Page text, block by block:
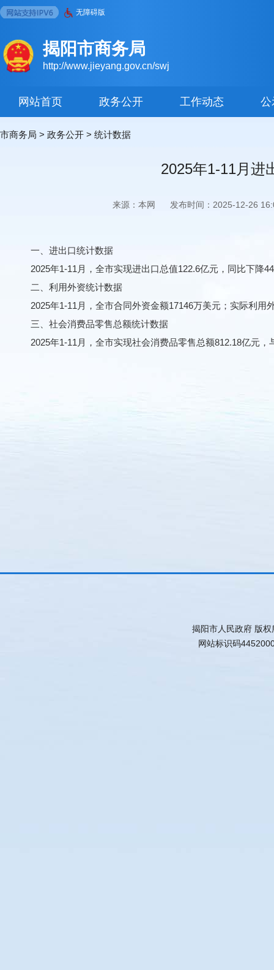
无障碍版
揭阳市商务局
http://www.jieyang.gov.cn/swj
网站首页 政务公开 工作动态 公
市商务局 > 政务公开 > 统计数据
2025年1-11月进
来源：本网 发布时间：2025-12-26
一、进出口统计数据
2025年1-11月，全市实现进出口总值122.6亿元，同比下降
二、利用外资统计数据
2025年1-11月，全市合同外资金额17146万美元；实际利用
三、社会消费品零售总额统计数据
2025年1-11月，全市实现社会消费品零售总额812.18亿元，
揭阳市人民政府 版
网站标识码